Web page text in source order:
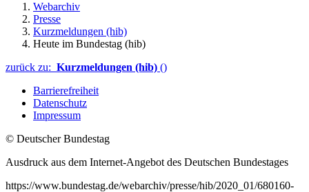
Webarchiv
Presse
Kurzmeldungen (hib)
Heute im Bundestag (hib)
zurück zu: Kurzmeldungen (hib) ()
Barrierefreiheit
Datenschutz
Impressum
© Deutscher Bundestag
Ausdruck aus dem Internet-Angebot des Deutschen Bundestages
https://www.bundestag.de/webarchiv/presse/hib/2020_01/680160-